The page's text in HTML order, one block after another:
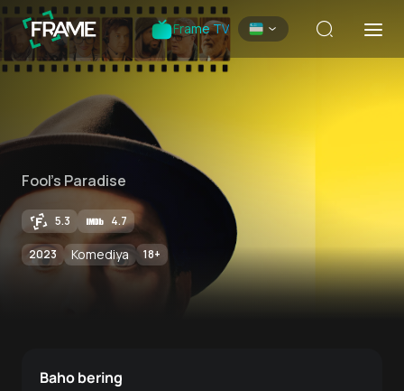
Frame TV
Fool's Paradise
5.3 4.7
2023 Komediya 18+
Baho bering